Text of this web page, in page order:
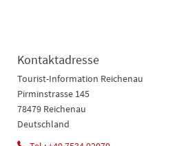
Kontaktadresse
Tourist-Information Reichenau
Pirminstrasse 145
78479 Reichenau
Deutschland